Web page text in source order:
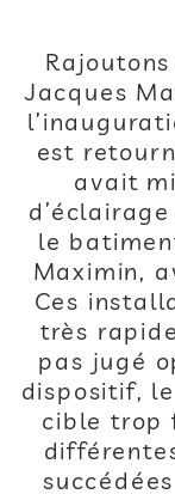
Jacques
est
avait
le
Maximin,
Ces
très
pas jugé
dispositif,
cible trop